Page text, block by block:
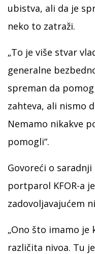
ubistva, ali da je
neko to zatraži.
„To je više stvar
generalne
spreman da
zahteva, ali nismo
Nemamo nikakve
pomogli“.
Govoreći o saradnji
portparol KFOR-a
zadovoljavajućem
„Ono što imamo
različita nivoa. Tu